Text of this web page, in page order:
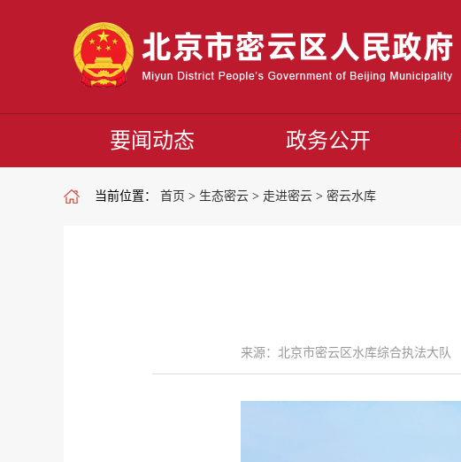
要闻动态 政务公开
当前位置： 首页 > 生态密云 > 走进密云 > 密云水库
来源：北京市密云区水库综合执法大队